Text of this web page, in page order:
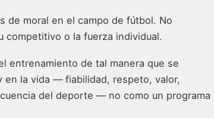
de moral en el campo de fútbol. No
competitivo o la fuerza individual.
entrenamiento de tal manera que se
en la vida — fiabilidad, respeto, valor,
del deporte — no como un programa